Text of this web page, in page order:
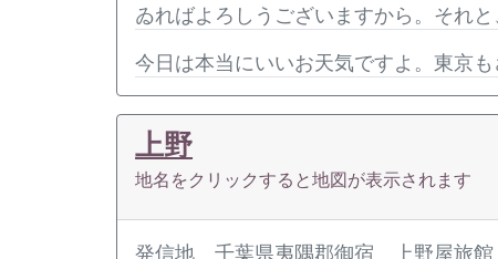
ゐればよろしうございますから。それ
今日は本当にいいお天気ですよ。東京
上野
地名をクリックすると地図が表示されます
発信地 千葉県夷隅郡御宿 上野屋旅館